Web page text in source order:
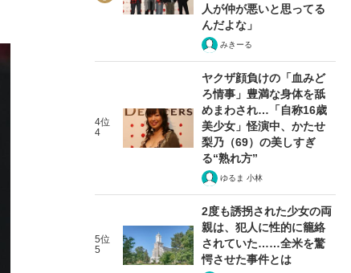
人が仲が悪いと思ってる
んだよな」
みきーる
4位
4
ヤクザ顔負けの「血みど
ろ情事」豊満な身体を舐
めまわされ…「自称16歳
美少女」怪演中、かたせ
梨乃（69）の美しすぎ
る“熟れ方”
ゆるま 小林
5位
5
2度も誘拐された少女の両
親は、犯人に性的に籠絡
されていた……全米を驚
愕させた事件とは